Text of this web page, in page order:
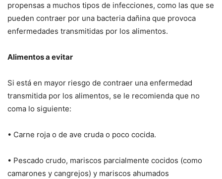
propensas a muchos tipos de infecciones, como las que se
pueden contraer por una bacteria dañina que provoca
enfermedades transmitidas por los alimentos.
Alimentos a evitar
Si está en mayor riesgo de contraer una enfermedad
transmitida por los alimentos, se le recomienda que no
coma lo siguiente:
• Carne roja o de ave cruda o poco cocida.
• Pescado crudo, mariscos parcialmente cocidos (como
camarones y cangrejos) y mariscos ahumados